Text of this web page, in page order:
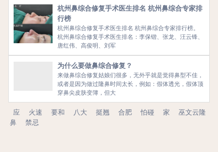
杭州鼻综合修复手术医生排名 杭州鼻综合专家排
行榜
杭州鼻综合修复手术医生排名 杭州鼻综合专家排行榜。
杭州鼻综合修复手术医生排名：李保锴、张龙、汪云锋、
唐红伟、高俊明、刘军
为什么要做鼻综合修复？
来做鼻综合修复姑娘们很多，无外乎就是觉得鼻型不佳，
或者是因为做过隆鼻时间太长，例如：假体透光，假体顶
穿鼻尖皮肤变簿，但大
应 火速 要和 八大 挺翘 合肥 怕碰 家
巫文云隆
鼻
禁忌